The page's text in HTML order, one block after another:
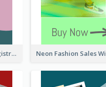
Education Institute Registration Wide Skyscraper Banner